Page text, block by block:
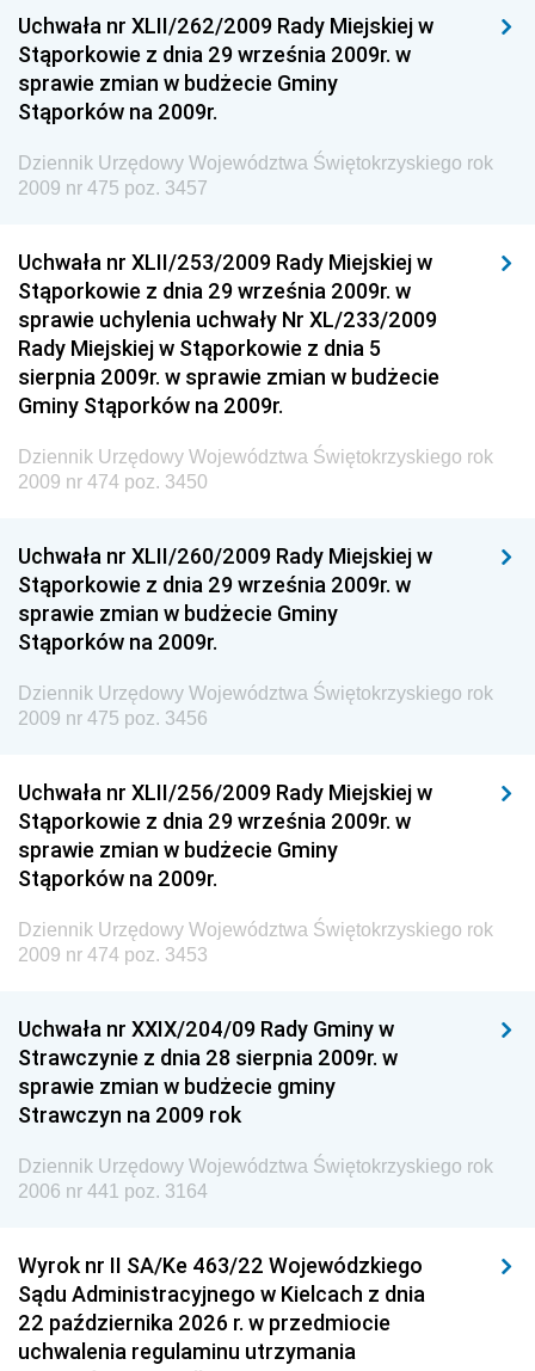
Dziennik Urzędowy Ministra Kultury, Dziedzictwa
Narodowego i Sportu
Dziennik Urzędowy Ministra Rodziny i Polityki
Społecznej
Dziennik Urzędowy Komendy Głównej Straży
Granicznej
Drogowego
Dziennik Urzędowy Narodowego Banku Polskiego
Dziennik Urzędowy Komendy Głównej Policji
Dziennik Urzędowy Ministra Pracy i Polityki
Społecznej
Dziennik Urzędowy Ministra Transportu, Budownictwa
i Gospodarki Morskiej
Dziennik Urzędowy Ministra Spraw Zagranicznych
Dziennik Urzędowy Centralnego Biura
Antykorupcyjnego
Wewnętrznego
Dziennik Urzędowy Urzędu Patentowego
Dziennik Urzędowy Generalnej Dyrekcji Dróg
Krajowych i Autostrad
Dziennik Urzędowy Ministra Środowiska
Dziennik Urzędowy Ministra Edukacji
Dziennik Urzędowy Ministra Przemysłu
Dziennik Urzędowy Ministra Finansów i Gospodarki
Dziennik Urzędowy Ministra do Spraw Unii
Dziennik Urzędowy Agencji Wywiadu
Uchwała nr XLII/262/2009 Rady Miejskiej w
Stąporkowie z dnia 29 września 2009r. w
sprawie zmian w budżecie Gminy
Stąporków na 2009r.
Dziennik Urzędowy Województwa Świętokrzyskiego rok
2009 nr 475 poz. 3457
Uchwała nr XLII/253/2009 Rady Miejskiej w
Stąporkowie z dnia 29 września 2009r. w
sprawie uchylenia uchwały Nr XL/233/2009
Rady Miejskiej w Stąporkowie z dnia 5
sierpnia 2009r. w sprawie zmian w budżecie
Gminy Stąporków na 2009r.
Dziennik Urzędowy Województwa Świętokrzyskiego rok
2009 nr 474 poz. 3450
Uchwała nr XLII/260/2009 Rady Miejskiej w
Stąporkowie z dnia 29 września 2009r. w
sprawie zmian w budżecie Gminy
Stąporków na 2009r.
Dziennik Urzędowy Województwa Świętokrzyskiego rok
2009 nr 475 poz. 3456
Uchwała nr XLII/256/2009 Rady Miejskiej w
Stąporkowie z dnia 29 września 2009r. w
sprawie zmian w budżecie Gminy
Stąporków na 2009r.
Dziennik Urzędowy Województwa Świętokrzyskiego rok
2009 nr 474 poz. 3453
Uchwała nr XXIX/204/09 Rady Gminy w
Strawczynie z dnia 28 sierpnia 2009r. w
sprawie zmian w budżecie gminy
Strawczyn na 2009 rok
Dziennik Urzędowy Województwa Świętokrzyskiego rok
2006 nr 441 poz. 3164
Wyrok nr II SA/Ke 463/22 Wojewódzkiego
Sądu Administracyjnego w Kielcach z dnia
22 października 2026 r. w przedmiocie
uchwalenia regulaminu utrzymania